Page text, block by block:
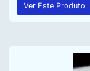
Ver Este Produto